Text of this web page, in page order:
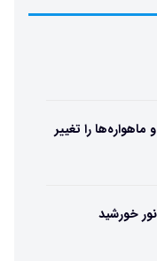
را تغییر
خورشید